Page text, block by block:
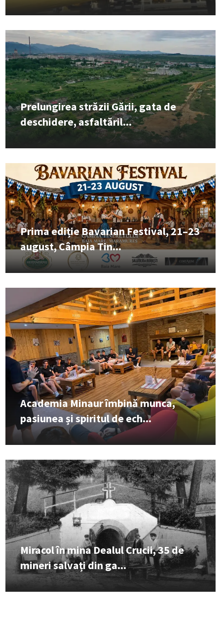
Prelungirea străzii Gării, gata de
deschidere, asfaltăril...
Prima ediție Bavarian Festival, 21–23
august, Câmpia Tin...
Academia Minaur îmbină munca,
pasiunea și spiritul de ech...
Miracol în mina Dealul Crucii, 35 de
mineri salvați din ga...